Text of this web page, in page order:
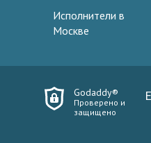
Исполнители в
Москве
Godaddy®
Проверено и
защищено